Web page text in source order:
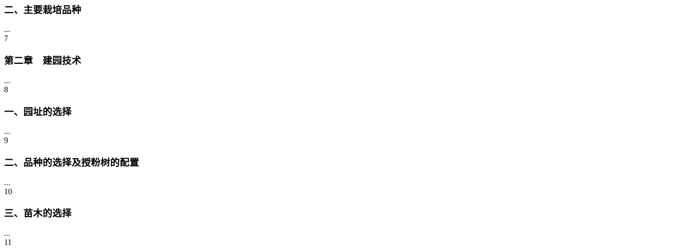
二、主要栽培品种
...
7
第二章 建园技术
...
8
一、园址的选择
...
9
二、品种的选择及授粉树的配置
...
10
三、苗木的选择
...
11